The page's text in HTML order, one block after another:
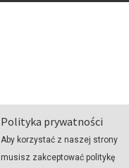
Polityka prywatności
Aby korzystać z naszej strony
musisz zakceptować politykę